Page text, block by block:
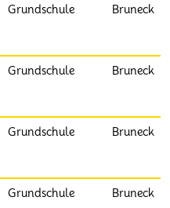
Grundschule Bruneck
Grundschule Bruneck
Grundschule Bruneck
Grundschule Bruneck